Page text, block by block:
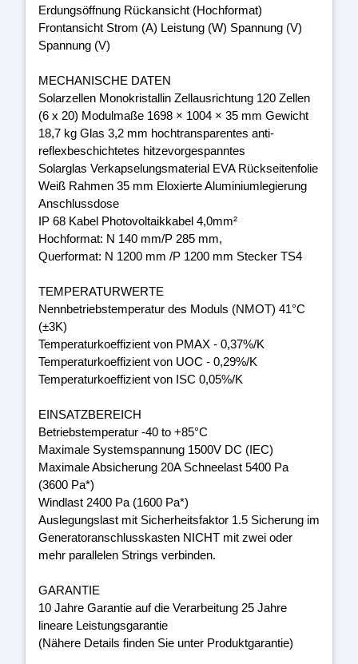
Erdungsöffnung Rückansicht (Hochformat)
Frontansicht Strom (A) Leistung (W) Spannung (V)
Spannung (V)
MECHANISCHE DATEN
Solarzellen Monokristallin Zellausrichtung 120 Zellen
(6 x 20) Modulmaße 1698 × 1004 × 35 mm Gewicht
18,7 kg Glas 3,2 mm hochtransparentes anti-
reflexbeschichtetes hitzevorgespanntes
Solarglas Verkapselungsmaterial EVA Rückseitenfolie
Weiß Rahmen 35 mm Eloxierte Aluminiumlegierung
Anschlussdose
IP 68 Kabel Photovoltaikkabel 4,0mm²
Hochformat: N 140 mm/P 285 mm,
Querformat: N 1200 mm /P 1200 mm Stecker TS4
TEMPERATURWERTE
Nennbetriebstemperatur des Moduls (NMOT) 41°C
(±3K)
Temperaturkoeffizient von PMAX - 0,37%/K
Temperaturkoeffizient von UOC - 0,29%/K
Temperaturkoeffizient von ISC 0,05%/K
EINSATZBEREICH
Betriebstemperatur -40 to +85°C
Maximale Systemspannung 1500V DC (IEC)
Maximale Absicherung 20A Schneelast 5400 Pa
(3600 Pa*)
Windlast 2400 Pa (1600 Pa*)
Auslegungslast mit Sicherheitsfaktor 1.5 Sicherung im
Generatoranschlusskasten NICHT mit zwei oder
mehr parallelen Strings verbinden.
GARANTIE
10 Jahre Garantie auf die Verarbeitung 25 Jahre
lineare Leistungsgarantie
(Nähere Details finden Sie unter Produktgarantie)